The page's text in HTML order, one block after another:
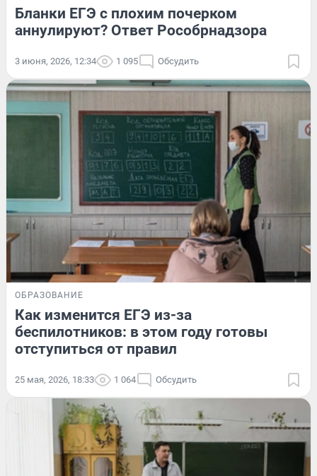
Бланки ЕГЭ с плохим почерком
аннулируют? Ответ Рособрнадзора
3 июня, 2026, 12:34 1 095 Обсудить
ОБРАЗОВАНИЕ
Как изменится ЕГЭ из-за
беспилотников: в этом году готовы
отступиться от правил
25 мая, 2026, 18:33 1 064 Обсудить